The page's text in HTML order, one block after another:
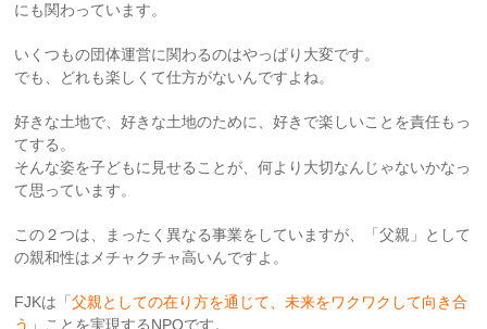
にも関わっています。
いくつもの団体運営に関わるのはやっぱり大変です。
でも、どれも楽しくて仕方がないんですよね。
好きな土地で、好きな土地のために、好きで楽しいことを責任もっ
てする。
そんな姿を子どもに見せることが、何より大切なんじゃないかなっ
て思っています。
この２つは、まったく異なる事業をしていますが、「父親」として
の親和性はメチャクチャ高いんですよ。
FJKは「父親としての在り方を通じて、未来をワクワクして向き合
う 」ことを実現するNPOです。